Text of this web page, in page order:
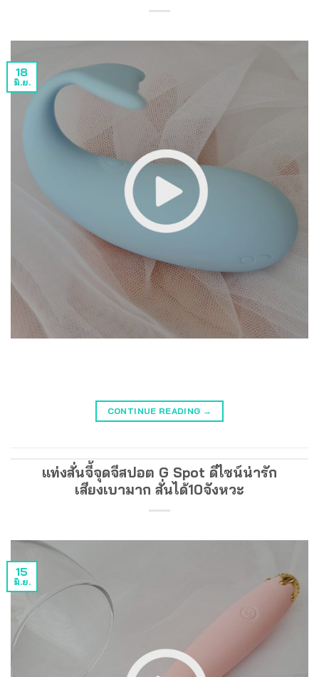
18
มิ.ย.
CONTINUE READING →
แท่งสั่นจี้จุดจีสปอต G Spot ดีไซน์น่ารัก
เสียงเบามาก สั่นได้10จังหวะ
15
มิ.ย.